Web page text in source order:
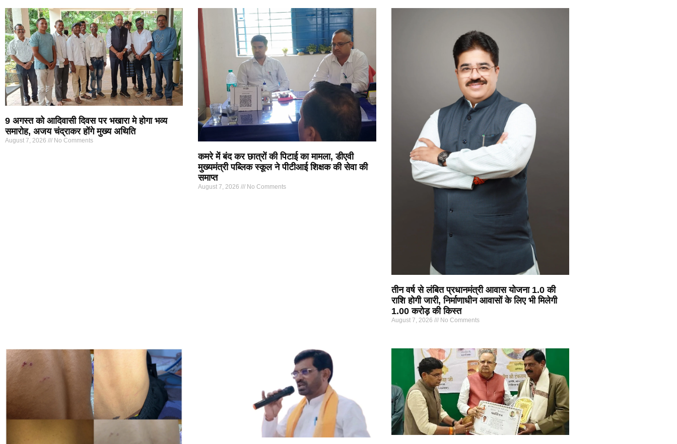
k
9 अगस्त को आदिवासी दिवस पर भखारा मे होगा भव्य
समारोह, अजय चंद्राकर होंगे मुख्य अथिति
August 7, 2026 No Comments
कमरे में बंद कर छात्रों की पिटाई का मामला, डीएवी
मुख्यमंत्री पब्लिक स्कूल ने पीटीआई शिक्षक की सेवा की
समाप्त
August 7, 2026 No Comments
तीन वर्ष से लंबित प्रधानमंत्री आवास योजना 1.0 की
राशि होगी जारी, निर्माणाधीन आवासों के लिए भी मिलेगी
1.00 करोड़ की किस्त
August 7, 2026 No Comments